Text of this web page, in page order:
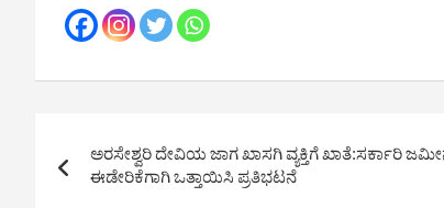
navigation
ಅರಸೇಶ್ವರಿ ದೇವಿಯ ಜಾಗ ಖಾಸಗಿ ವ್ಯಕ್ತಿಗೆ ಖಾತೆ:ಸರ್ಕಾರಿ
ಈಡೇರಿಕೆಗಾಗಿ ಒತ್ತಾಯಿಸಿ ಪ್ರತಿಭಟ‌ನೆ